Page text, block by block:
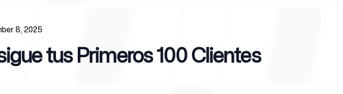
8, 2025
tus Primeros 100 Clientes